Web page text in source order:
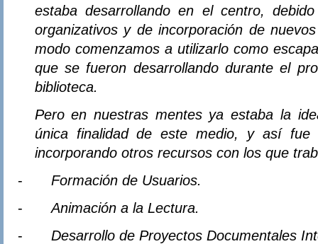
estaba desarrollando en el centro,
organizativos y de incorporación de
modo comenzamos a utilizarlo como
que se fueron desarrollando durante el
biblioteca.
Pero en nuestras mentes ya estaba la
única finalidad de este medio, y así
incorporando otros recursos con los que
-
Formación de Usuarios.
-
Animación a la Lectura.
-
Desarrollo de Proyectos Documentales